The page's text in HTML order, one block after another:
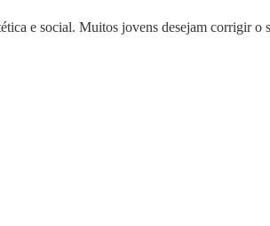
e social. Muitos jovens desejam corrigir o